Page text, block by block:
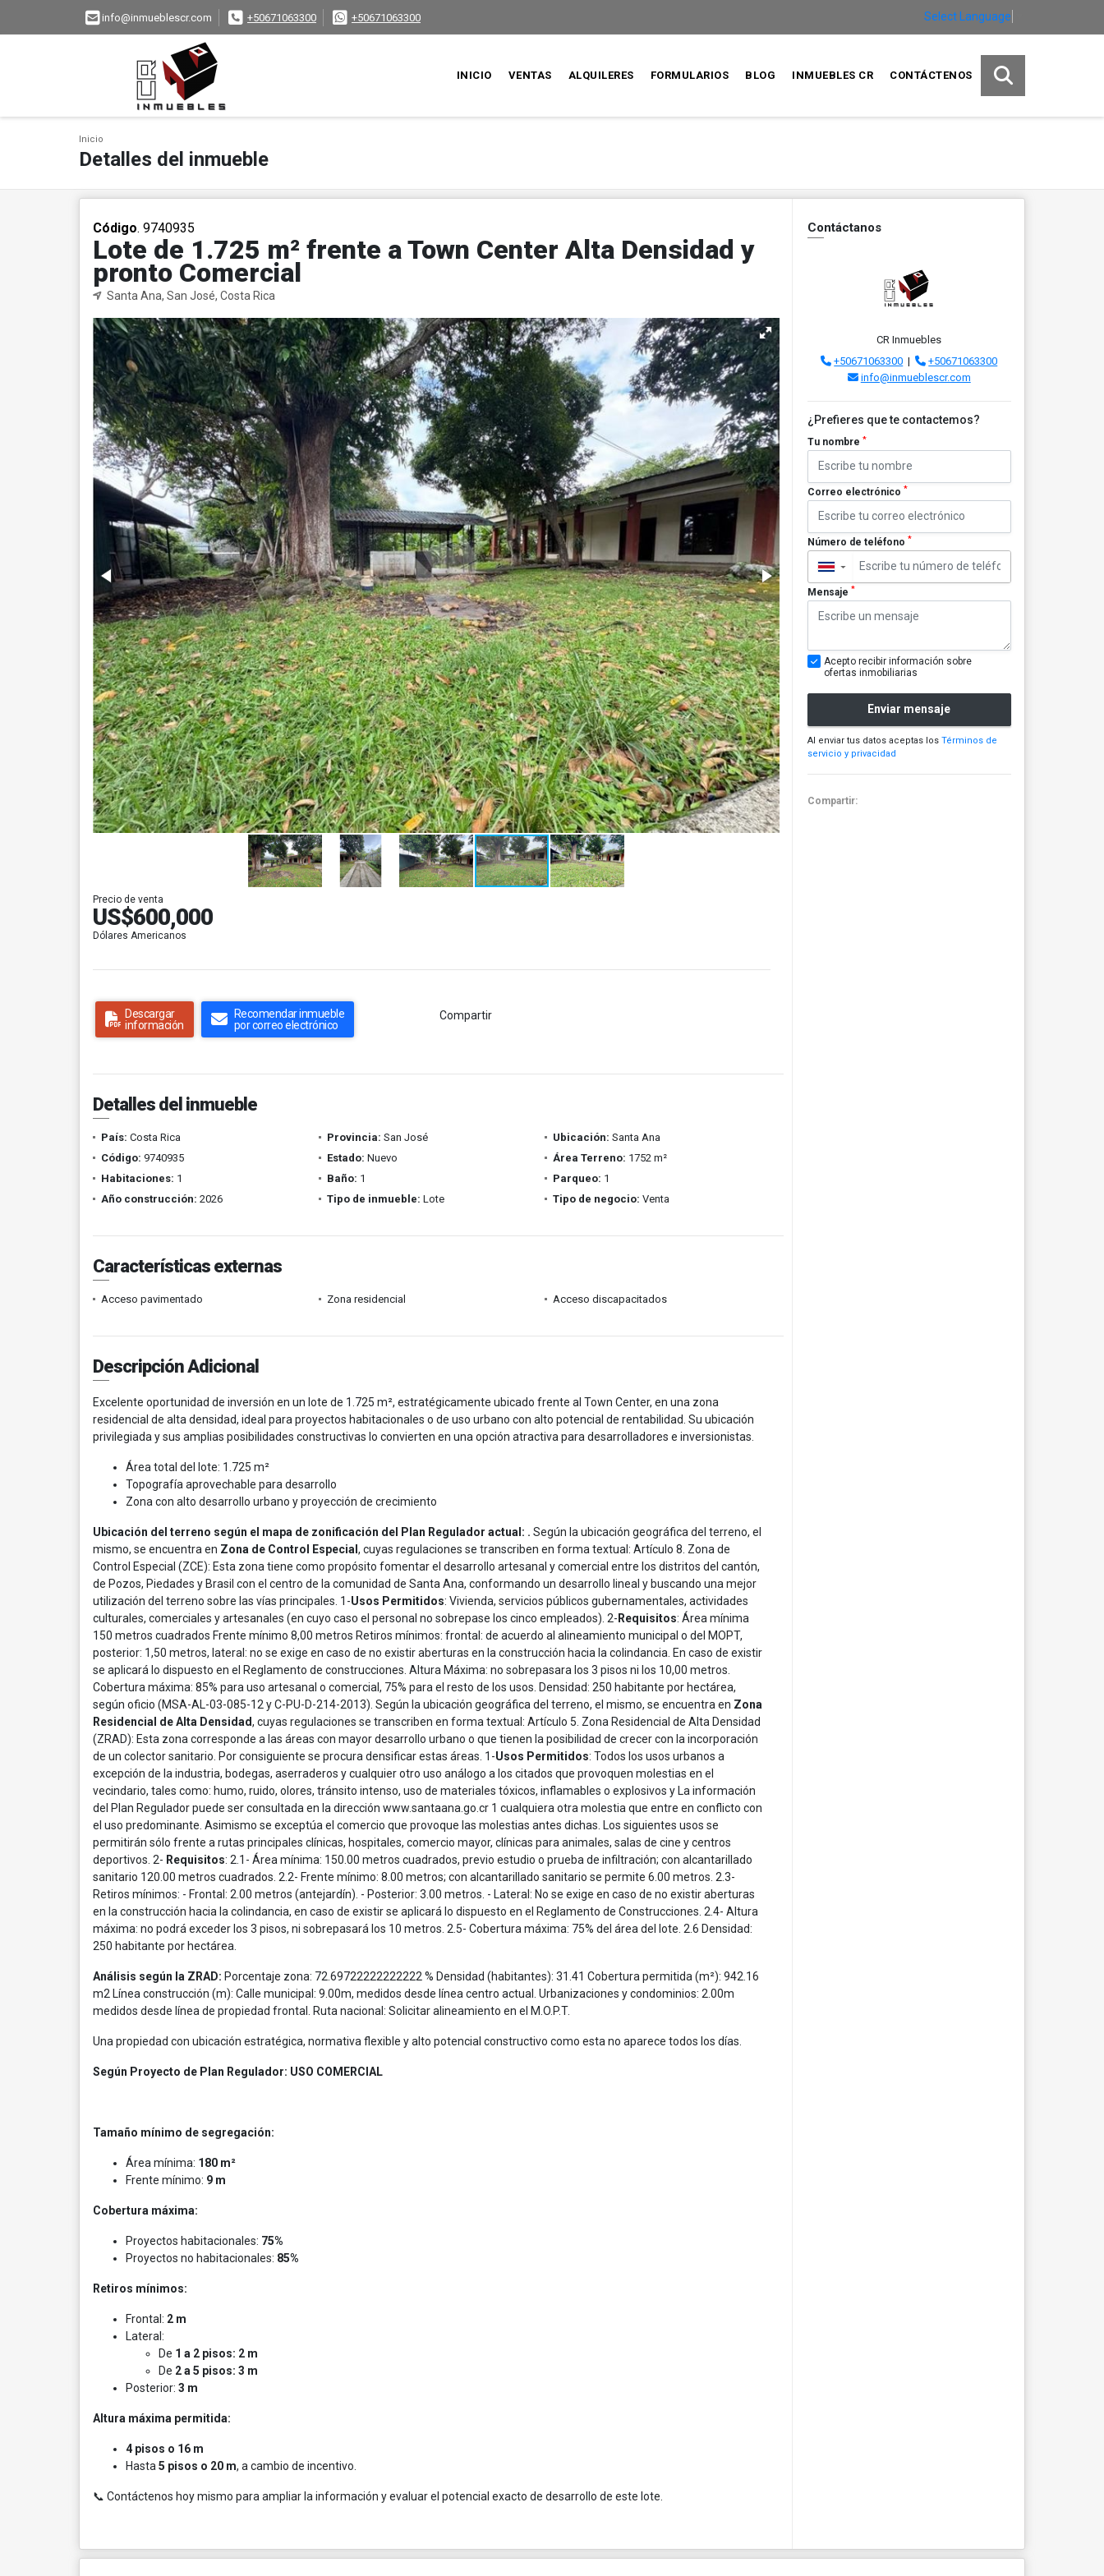
info@inmueblescr.com +50671063300 +50671063300 Select Language
INICIO VENTAS ALQUILERES FORMULARIOS BLOG INMUEBLES CR CONTÁCTENOS
Inicio
Detalles del inmueble
Código. 9740935
Lote de 1.725 m² frente a Town Center Alta Densidad y
pronto Comercial
Santa Ana, San José, Costa Rica
Precio de venta
US$600,000
Dólares Americanos
Descargar
información
Recomendar inmueble
por correo electrónico
Compartir
Detalles del inmueble
País: Costa Rica Provincia: San José Ubicación: Santa Ana
Código: 9740935 Estado: Nuevo Área Terreno: 1752 m²
Habitaciones: 1 Baño: 1 Parqueo: 1
Año construcción: 2026 Tipo de inmueble: Lote Tipo de negocio: Venta
Características externas
Acceso pavimentado Zona residencial Acceso discapacitados
Descripción Adicional
Excelente oportunidad de inversión en un lote de 1.725 m², estratégicamente ubicado frente al Town Center, en una zona
residencial de alta densidad, ideal para proyectos habitacionales o de uso urbano con alto potencial de rentabilidad. Su ubicación
privilegiada y sus amplias posibilidades constructivas lo convierten en una opción atractiva para desarrolladores e inversionistas.
Área total del lote: 1.725 m²
Topografía aprovechable para desarrollo
Zona con alto desarrollo urbano y proyección de crecimiento
Ubicación del terreno según el mapa de zonificación del Plan Regulador actual: . Según la ubicación geográfica del terreno, el
mismo, se encuentra en Zona de Control Especial , cuyas regulaciones se transcriben en forma textual: Artículo 8. Zona de
Control Especial (ZCE): Esta zona tiene como propósito fomentar el desarrollo artesanal y comercial entre los distritos del cantón,
de Pozos, Piedades y Brasil con el centro de la comunidad de Santa Ana, conformando un desarrollo lineal y buscando una mejor
utilización del terreno sobre las vías principales. 1-Usos Permitidos: Vivienda, servicios públicos gubernamentales, actividades
culturales, comerciales y artesanales (en cuyo caso el personal no sobrepase los cinco empleados). 2- Requisitos: Área mínima
150 metros cuadrados Frente mínimo 8,00 metros Retiros mínimos: frontal: de acuerdo al alineamiento municipal o del MOPT,
posterior: 1,50 metros, lateral: no se exige en caso de no existir aberturas en la construcción hacia la colindancia. En caso de existir
se aplicará lo dispuesto en el Reglamento de construcciones. Altura Máxima: no sobrepasara los 3 pisos ni los 10,00 metros.
Cobertura máxima: 85% para uso artesanal o comercial, 75% para el resto de los usos. Densidad: 250 habitante por hectárea,
según oficio (MSA-AL-03-085-12 y C-PU-D-214-2013). Según la ubicación geográfica del terreno, el mismo, se encuentra en Zona
Residencial de Alta Densidad, cuyas regulaciones se transcriben en forma textual: Artículo 5. Zona Residencial de Alta Densidad
(ZRAD): Esta zona corresponde a las áreas con mayor desarrollo urbano o que tienen la posibilidad de crecer con la incorporación
de un colector sanitario. Por consiguiente se procura densificar estas áreas. 1-Usos Permitidos: Todos los usos urbanos a
excepción de la industria, bodegas, aserraderos y cualquier otro uso análogo a los citados que provoquen molestias en el
vecindario, tales como: humo, ruido, olores, tránsito intenso, uso de materiales tóxicos, inflamables o explosivos y La información
del Plan Regulador puede ser consultada en la dirección www.santaana.go.cr 1 cualquiera otra molestia que entre en conflicto con
el uso predominante. Asimismo se exceptúa el comercio que provoque las molestias antes dichas. Los siguientes usos se
permitirán sólo frente a rutas principales clínicas, hospitales, comercio mayor, clínicas para animales, salas de cine y centros
deportivos. 2- Requisitos: 2.1- Área mínima: 150.00 metros cuadrados, previo estudio o prueba de infiltración; con alcantarillado
sanitario 120.00 metros cuadrados. 2.2- Frente mínimo: 8.00 metros; con alcantarillado sanitario se permite 6.00 metros. 2.3-
Retiros mínimos: - Frontal: 2.00 metros (antejardín). - Posterior: 3.00 metros. - Lateral: No se exige en caso de no existir aberturas
en la construcción hacia la colindancia, en caso de existir se aplicará lo dispuesto en el Reglamento de Construcciones. 2.4- Altura
máxima: no podrá exceder los 3 pisos, ni sobrepasará los 10 metros. 2.5- Cobertura máxima: 75% del área del lote. 2.6 Densidad:
250 habitante por hectárea.
Análisis según la ZRAD: Porcentaje zona: 72.69722222222222 % Densidad (habitantes): 31.41 Cobertura permitida (m²): 942.16
m2 Línea construcción (m): Calle municipal: 9.00m, medidos desde línea centro actual. Urbanizaciones y condominios: 2.00m
medidos desde línea de propiedad frontal. Ruta nacional: Solicitar alineamiento en el M.O.P.T.
Una propiedad con ubicación estratégica, normativa flexible y alto potencial constructivo como esta no aparece todos los días.
Según Proyecto de Plan Regulador: USO COMERCIAL
Tamaño mínimo de segregación:
Área mínima: 180 m²
Frente mínimo: 9 m
Cobertura máxima:
Proyectos habitacionales: 75%
Proyectos no habitacionales: 85%
Retiros mínimos:
Frontal: 2 m
Lateral:
De 1 a 2 pisos: 2 m
De 2 a 5 pisos: 3 m
Posterior: 3 m
Altura máxima permitida:
4 pisos o 16 m
Hasta 5 pisos o 20 m, a cambio de incentivo.
📞 Contáctenos hoy mismo para ampliar la información y evaluar el potencial exacto de desarrollo de este lote.
Contáctanos
CR Inmuebles
+50671063300 |
+50671063300
info@inmueblescr.com
¿Prefieres que te contactemos?
Tu nombre *
Correo electrónico *
Número de teléfono *
▼
Mensaje *
Acepto recibir información sobre
ofertas inmobiliarias
Enviar mensaje
Al enviar tus datos aceptas los Términos de
servicio y privacidad
Compartir: